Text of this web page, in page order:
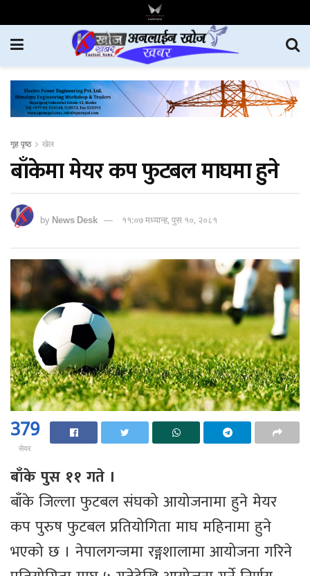
गृह पृष्ठ खेल
बाँकेमा मेयर कप फुटबल माघमा हुने
byNews Desk ११:०७ मध्यान्ह, पुस १०, २०८१
379
सेयर
बाँके पुस ११ गते ।
बाँके जिल्ला फुटबल संघको आयोजनामा हुने मेयर
कप पुरुष फुटबल प्रतियोगिता माघ महिनामा हुने
भएको छ । नेपालगन्जमा रङ्गशालामा आयोजना गरिने